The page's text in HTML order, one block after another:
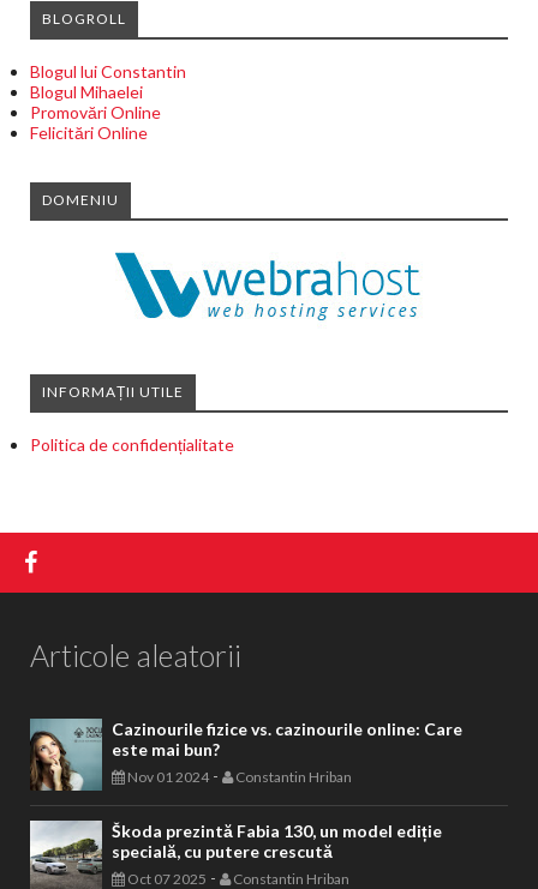
BLOGROLL
Blogul lui Constantin
Blogul Mihaelei
Promovări Online
Felicitări Online
DOMENIU
INFORMAȚII UTILE
Politica de confidențialitate
Articole aleatorii
Cazinourile fizice vs. cazinourile online: Care
este mai bun?
Nov 01 2024- Constantin Hriban
Škoda prezintă Fabia 130, un model ediție
specială, cu putere crescută
Oct 07 2025 - Constantin Hriban